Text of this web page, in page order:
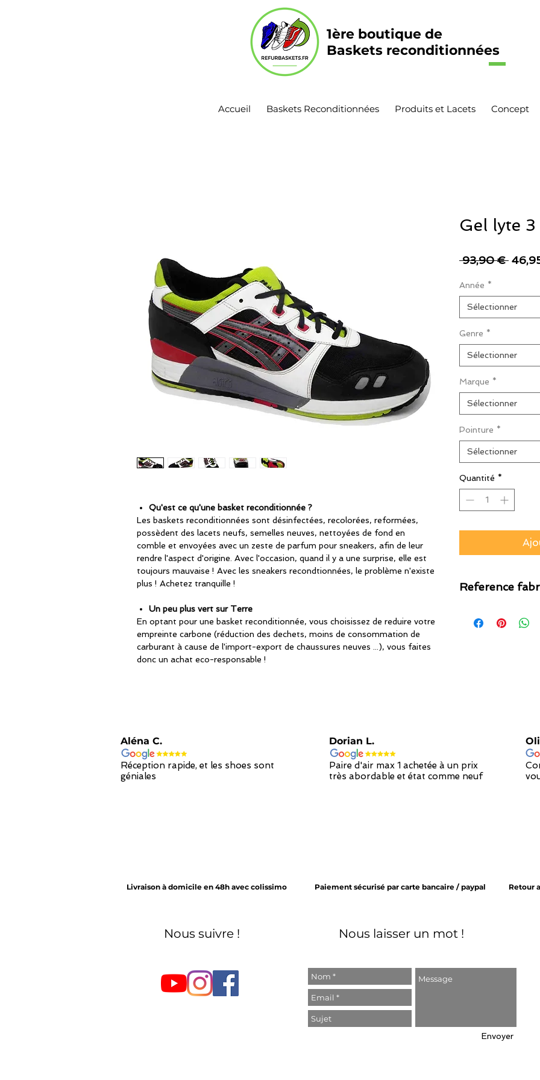
1ère boutique de
Baskets reconditionnées
Accueil Baskets Reconditionnées Produits et Lacets Concept
Qu'est ce qu'une basket reconditionnée ?
Les baskets reconditionnées sont désinfectées, recolorées, reformées,
possèdent des lacets neufs, semelles neuves, nettoyées de fond en
comble et envoyées avec un zeste de parfum pour sneakers, afin de leur
rendre l'aspect d'origine. Avec l'occasion, quand il y a une surprise, elle est
toujours mauvaise ! Avec les sneakers recondtionnées, le problème n'existe
plus ! Achetez tranquille !
Un peu plus vert sur Terre
En optant pour une basket reconditionnée, vous choisissez de reduire votre
empreinte carbone (réduction des dechets, moins de consommation de
carburant à cause de l'import-export de chaussures neuves ...), vous faites
donc un achat eco-responsable !
Gel lyte
93,90 € Prix
Année *
Sélectionner
Genre *
Sélectionner
Marque *
Sélectionner
Pointure *
Sélectionner
Quantité *
Reference
Aléna C.
Réception rapide, et les shoes sont
géniales
Livraison à domicile en 48h avec colissimo
Nous suivre !
Dorian L.
Paire d'air max 1 achetée à un prix
très abordable et état comme neuf
Paiement sécurisé par carte bancaire / paypal Retour
Nous laisser un mot !
Envoyer